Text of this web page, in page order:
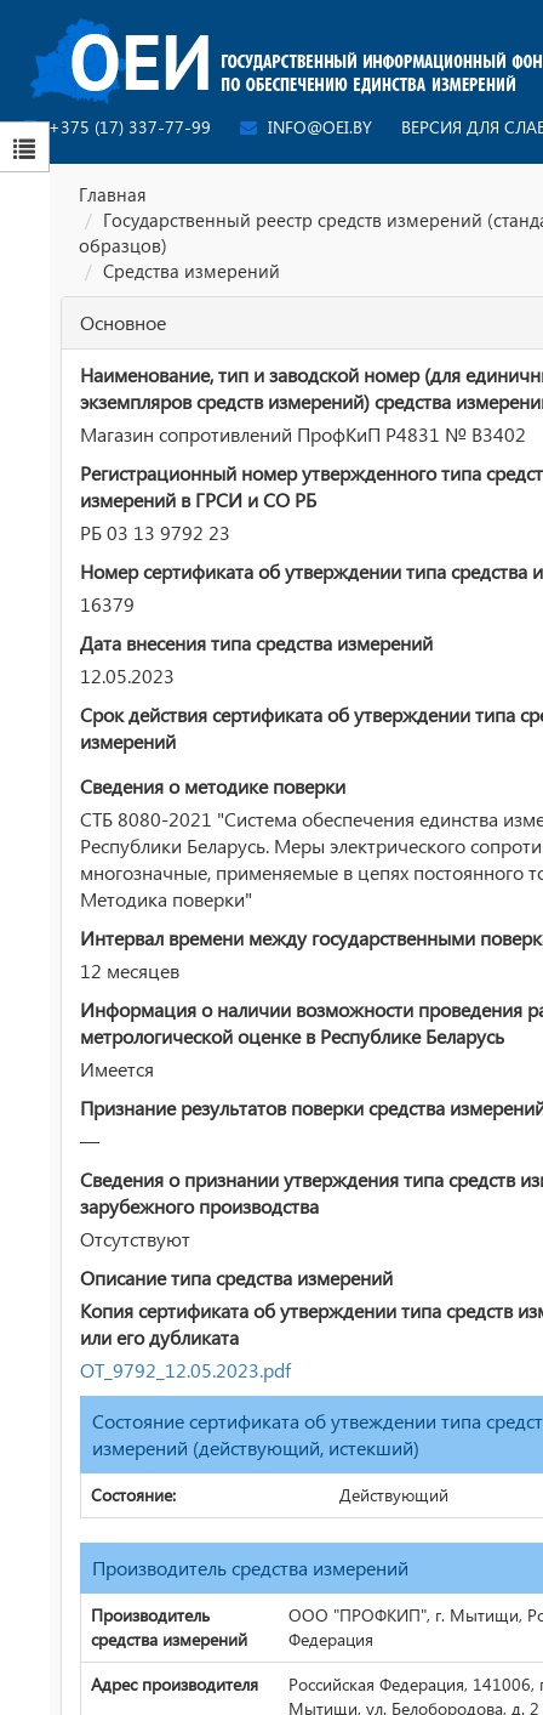
+375 (17) 337-77-99 INFO@OEI.BY ВЕРСИЯ ДЛЯ
Главная
Государственный реестр средств измерений
образцов)
Средства измерений
Основное
Наименование, тип и заводской номер (для
экземпляров средств измерений) средства
Магазин сопротивлений ПрофКиП Р4831 № В3402
Регистрационный номер утвержденного типа
измерений в ГРСИ и СО РБ
РБ 03 13 9792 23
Номер сертификата об утверждении типа средства
16379
Дата внесения типа средства измерений
12.05.2023
Срок действия сертификата об утверждении типа
измерений
Сведения о методике поверки
СТБ 8080-2021 "Система обеспечения единства
Республики Беларусь. Меры электрического
многозначные, применяемые в цепях постоянного
Методика поверки"
Интервал времени между государственными
12 месяцев
Информация о наличии возможности проведения
метрологической оценке в Республике Беларусь
Имеется
Признание результатов поверки средства
—
Сведения о признании утверждения типа средств
зарубежного производства
Отсутствуют
Описание типа средства измерений
Копия сертификата об утверждении типа средств
или его дубликата
ОТ_9792_12.05.2023.pdf
Состояние сертификата об утвеждении типа
измерений (действующий, истекший)
Состояние: Действующий
Производитель средства измерений
Производитель
средства измерений
ООО "ПРОФКИП", г. Мытищи,
Федерация
Адрес производителя
Российская Федерация, 141006,
Мытищи, ул. Белобородова, д. 2